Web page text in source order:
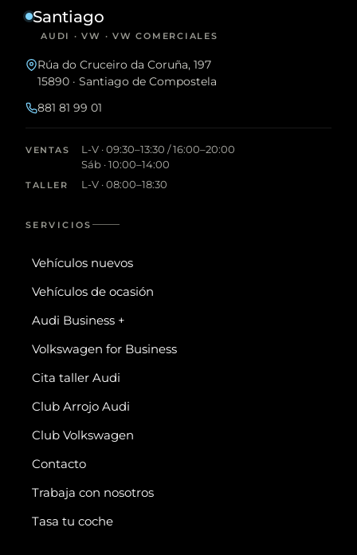
Santiago
AUDI · VW · VW COMERCIALES
Rúa do Cruceiro da Coruña, 197
15890 · Santiago de Compostela
881 81 99 01
VENTAS
L-V · 09:30–13:30 / 16:00–20:00
Sáb · 10:00–14:00
TALLER L-V · 08:00–18:30
SERVICIOS
Vehículos nuevos
Vehículos de ocasión
Audi Business +
Volkswagen for Business
Cita taller Audi
Club Arrojo Audi
Club Volkswagen
Contacto
Trabaja con nosotros
Tasa tu coche